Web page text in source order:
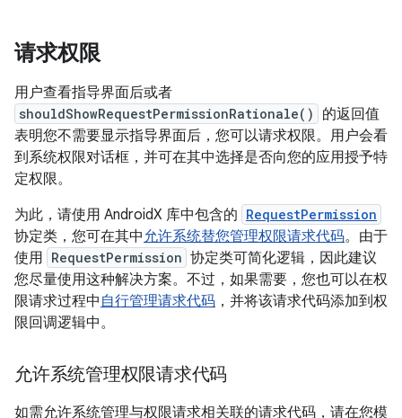
请求权限
用户查看指导界面后或者
shouldShowRequestPermissionRationale()
的返回值
表明您不需要显示指导界面后，您可以请求权限。用户会看
到系统权限对话框，并可在其中选择是否向您的应用授予特
定权限。
为此，请使用 AndroidX 库中包含的 RequestPermission
协定类，您可在其中允许系统替您管理权限请求代码。由于
使用 RequestPermission 协定类可简化逻辑，因此建议
您尽量使用这种解决方案。不过，如果需要，您也可以在权
限请求过程中 自行管理请求代码 ，并将该请求代码添加到权
限回调逻辑中。
允许系统管理权限请求代码
如需允许系统管理与权限请求相关联的请求代码，请在您模